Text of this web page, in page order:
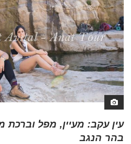
עין עקב: מעיין, מפל
בהר הנגב